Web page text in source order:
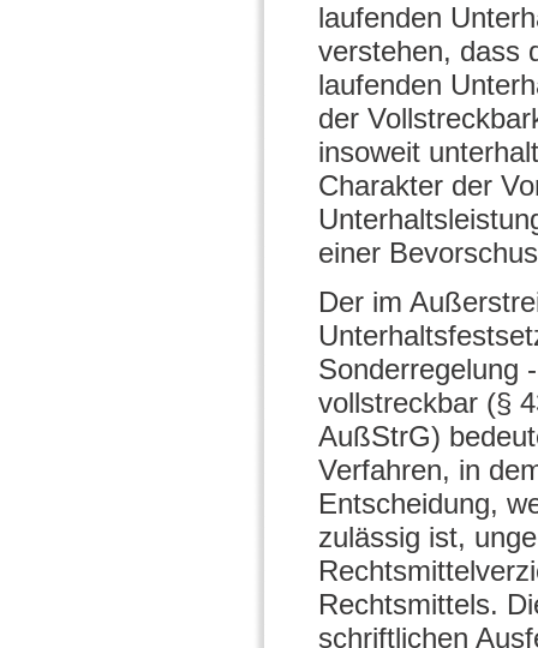
laufenden
verstehen, dass
laufenden
der
insoweit
Charakter der
einer
Der im
Sonderregelung
vollstreckbar (§
AußStrG)
Verfahren, in
Entscheidung,
zulässig ist,
Rechtsmittels.
schriftlichen